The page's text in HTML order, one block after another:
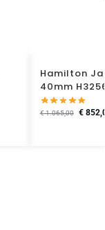
Hamilton
40mm
€1.065,00 €